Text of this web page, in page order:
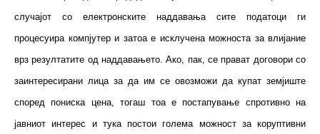
случајот со електронските наддавања сите податоци ги
процесуира компјутер и затоа е исклучена можноста за влијание
врз резултатите од наддавањето. Ако, пак, се прават договори со
заинтересирани лица за да им се овозможи да купат земјиште
според пониска цена, тогаш тоа е постапување спротивно на
јавниот интерес и тука постои голема можност за коруптивни